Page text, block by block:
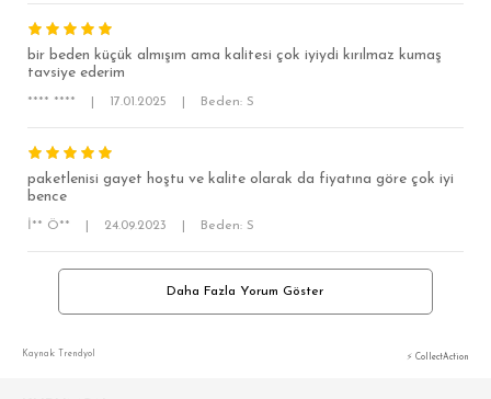
BÜYÜK BEDEN
bir beden küçük almışım ama kalitesi çok iyiydi kırılmaz kumaş
tavsiye ederim
**** **** 17.01.2025 Beden: S
paketlenisi gayet hoştu ve kalite olarak da fiyatına göre çok iyi
bence
İ** Ö** 24.09.2023 Beden: S
Daha Fazla Yorum Göster
Kaynak: Trendyol ⚡ CollectAction